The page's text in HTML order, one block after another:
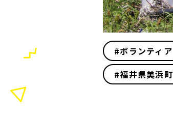
#ボランティア
#福井県美浜町